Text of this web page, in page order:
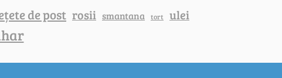
de post rosii smantana tort ulei